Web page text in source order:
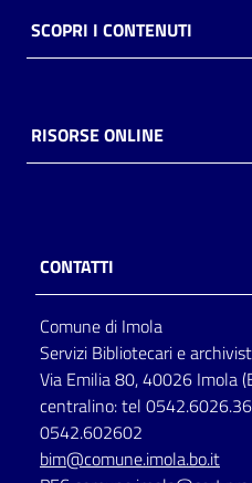
SCOPRI I CONTENUTI
RISORSE ONLINE
CONTATTI
Comune di Imola
Servizi Bibliotecari e
Via Emilia 80, 40026 Imola
centralino: tel
0542.602602
bim@comune.imola.bo.it